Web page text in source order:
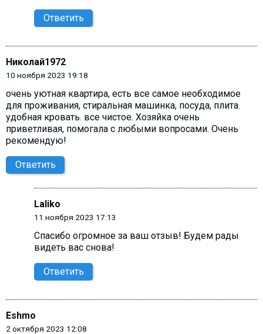
Ответить
Николай1972
10 ноября 2023 19:18
очень уютная квартира, есть все самое необходимое
для проживания, стиральная машинка, посуда, плита.
удобная кровать. все чистое. Хозяйка очень
приветливая, помогала с любыми вопросами. Очень
рекомендую!
Ответить
Laliko
11 ноября 2023 17:13
Спасибо огромное за ваш отзыв! Будем рады
видеть вас снова!
Ответить
Eshmo
2 октября 2023 12:08